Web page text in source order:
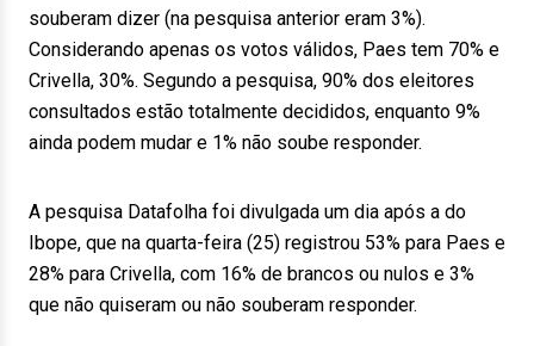
souberam dizer (na pesquisa anterior eram 3%).
Considerando apenas os votos válidos, Paes tem 70% e
Crivella, 30%. Segundo a pesquisa, 90% dos eleitores
consultados estão totalmente decididos, enquanto 9%
ainda podem mudar e 1% não soube responder.
A pesquisa Datafolha foi divulgada um dia após a do
Ibope, que na quarta-feira (25) registrou 53% para Paes e
28% para Crivella, com 16% de brancos ou nulos e 3%
que não quiseram ou não souberam responder.